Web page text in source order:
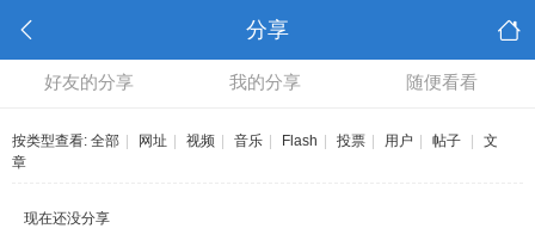
分享
好友的分享 我的分享 随便看看
按类型查看: 全部 网址 视频 音乐 Flash 投票 用户 帖子
文
章
现在还没分享